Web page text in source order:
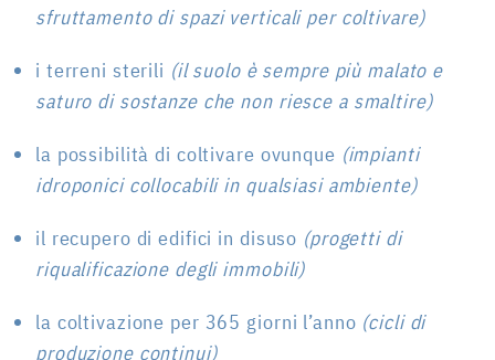
sfruttamento di spazi verticali per coltivare)
i terreni sterili (il suolo è sempre più malato e
saturo di sostanze che non riesce a smaltire)
la possibilità di coltivare ovunque (impianti
idroponici collocabili in qualsiasi ambiente)
il recupero di edifici in disuso (progetti di
riqualificazione degli immobili)
la coltivazione per 365 giorni l’anno (cicli di
produzione continui)